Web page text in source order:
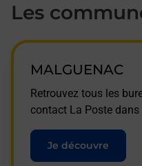
Les
MALGUENAC
Retrouvez tous les
contact La Poste
Je découvre